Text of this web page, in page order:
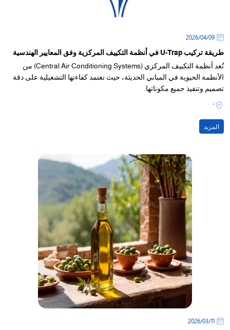
09‏/04‏/2026
طريقة تركيب U-Trap في أنظمة التكييف المركزية وفق المعايير الهندسية
تُعد أنظمة التكييف المركزي (Central Air Conditioning Systems) من
الأنظمة الحيوية في المباني الحديثة، حيث تعتمد كفاءتها التشغيلية على دقة
تصميم وتنفيذ جميع مكوناتها.
-
المزيد
11‏/03‏/2026